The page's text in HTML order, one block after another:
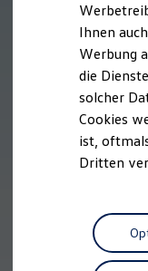
Ihnen
Werbung
die
solcher
Cookies
ist,
Dritten